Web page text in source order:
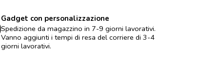
Gadget con personalizzazione
Spedizione da magazzino in 7-9 giorni lavorativi.
Vanno aggiunti i tempi di resa del corriere di 3-4
giorni lavorativi.